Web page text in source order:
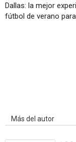
Dallas: la mejor
fútbol de verano
Más del autor